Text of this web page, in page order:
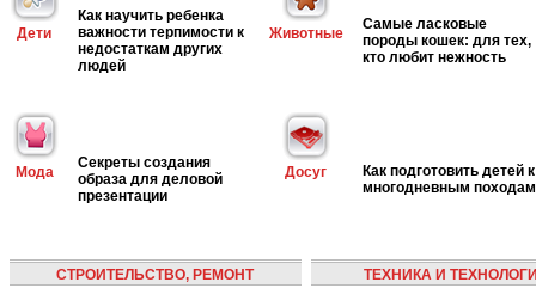
Дети
Как научить ребенка
важности терпимости к
недостаткам других
людей
Животные
Самые ласковые
породы кошек: для тех,
кто любит нежность
Мода
Секреты создания
образа для деловой
презентации
Досуг
Как подготовить детей к
многодневным походам
СТРОИТЕЛЬСТВО, РЕМОНТ ТЕХНИКА И